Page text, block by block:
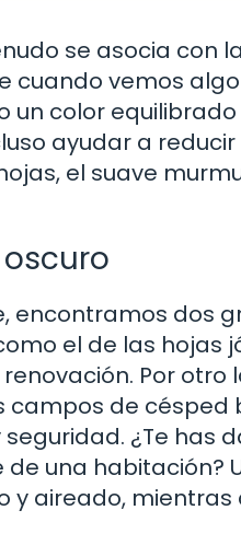
se asocia con
cuando vemos
un color
ayudar a
el suave
encontramos dos
el de las hojas
Por otro
campos de
¿Te has
una habitación?
y aireado,